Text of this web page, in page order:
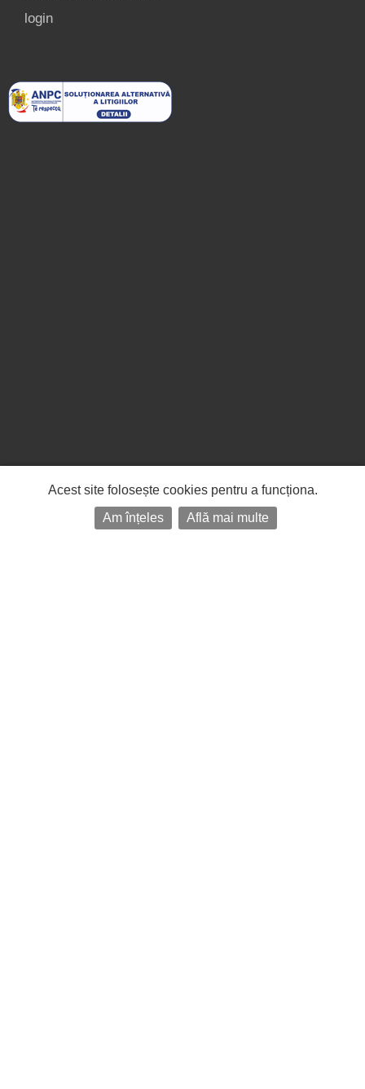
login
Acest site folosește cookies pentru a funcționa.
Am înțeles
Află mai multe